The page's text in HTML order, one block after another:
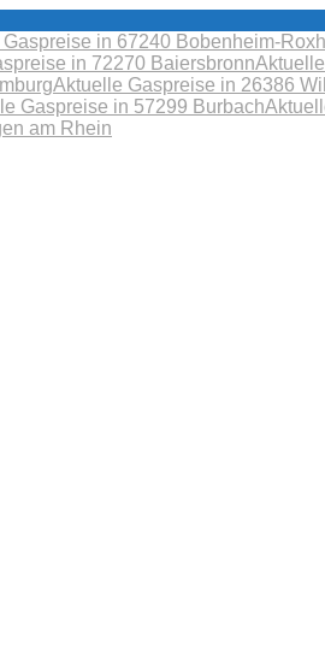
in 67240 Bobenheim-
in 72270 Baiersbronn
Aktuelle Gaspreise in 26386
Gaspreise in 57299 Burbach
am Rhein